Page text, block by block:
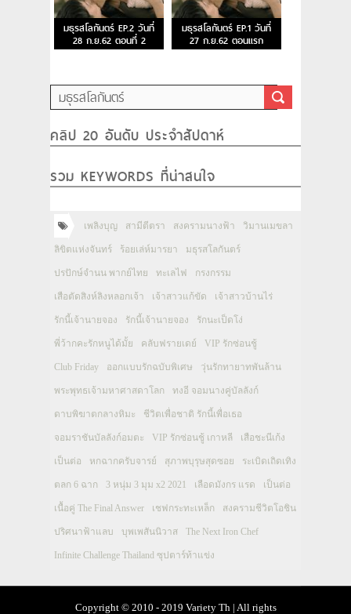
มธุรสโลกันตร์ EP.2 วันที่
28 ก.ย.62 ตอนที่ 2
มธุรสโลกันตร์ EP.1 วันที่
27 ก.ย.62 ตอนแรก
คลิป 20 อันดับ ประจำสัปดาห์
รวม KEYWORDS ที่น่าสนใจ
เพลิงบุญ สามีตีตรา สงครามนางฟ้า วิมานเมขลา
ลิขิตแห่งจันทร์ ร้อยเล่ห์มารยา มธุรสโลกันตร์
ปรปักษ์จำนน พากย์ไทย ทะเลไฟ กรงกรรม
เสือตัดสิงห์ลิงหลอกเจ้า เจ้าสาวแก้ขัด เจ้าสาวบ้านไร่
รักนี้เจ้านายจอง รักนี้เจ้านายจอง รักนะเป็ดโง่
พี่ว้ากคะรักหนูได้มั้ย คลับฟรายเดย์ VIP รักซ่อนชู้
Club Friday ออกแบบรักฉบับพิเศษ วุ่นรักทายาทพันล้าน
พระพุทธเจ้ามหาศาสดาโลก ทงอี จอมนางคู่บัลลังก์
ดาบพิฆาตกลางหิมะ ชีวิตเพื่อชาติ รักนี้เพื่อเธอ
จอมราชันบัลลังก์อมตะ VIP รักซ่อนชู้ เกาหลี เสือชะนีเก้ง
เป็นต่อ หกฉากครับจารย์ สุภาพบุรุษสุดซอย ระเบิดเถิดเทิง
ตลก 6 ฉาก 3 หนุ่ม 3 มุม x2 2021 เลือดมังกร แรด เป็นต่อ
เนื้อคู่ The Final Answer เชฟกระทะเหล็ก สงครามชีวิตโอชิน
ปริศนาฟ้าแลบ บุพเพสันนิวาส The Next Iron Chef
Infinite Challenge Thailand ซุปตาร์ท้าแข่ง
Copyright © 2010 - 2019 Variety Th | All rights